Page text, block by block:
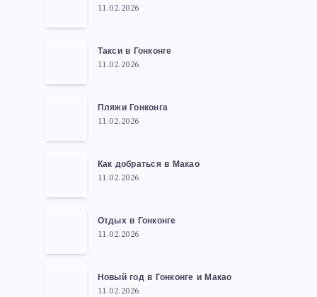
11.02.2026
Такси в Гонконге
11.02.2026
Пляжи Гонконга
11.02.2026
Как добраться в Макао
11.02.2026
Отдых в Гонконге
11.02.2026
Новый год в Гонконге и Макао
11.02.2026